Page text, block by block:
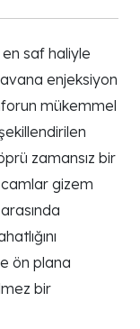
saf haliyle
enjeksiyon
mükemmel
zamansız bir
gizem
ön plana
bir